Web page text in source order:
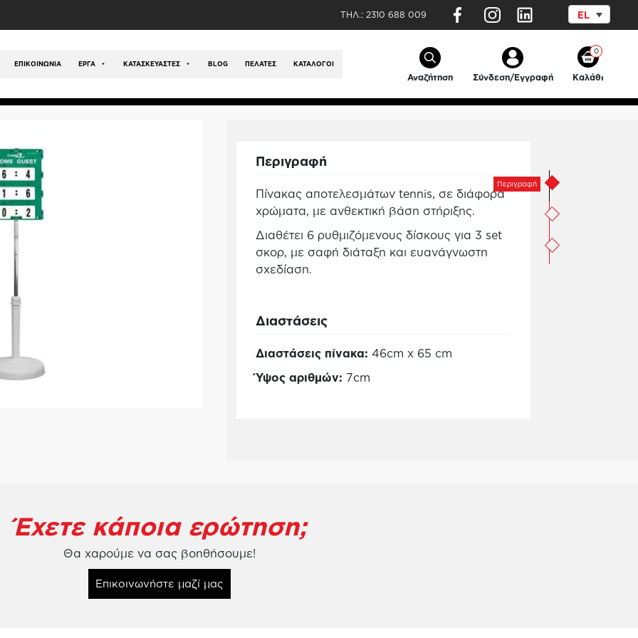
ΤΗΛ.: 2310 688 009 EL
ΕΠΙΚΟΙΝΩΝΊΑ ΕΡΓΑ ΚΑΤΑΣΚΕΥΑΣΤΕΣ BLOG ΠΕΛΑΤΕΣ ΚΑΤΆΛΟΓΟΙ
Αναζήτηση Σύνδεση/Εγγραφή
0
Καλάθι
Ρωτήστε μας
Περιγραφή
Πίνακας αποτελεσμάτων tennis, σε διάφορα
χρώματα, με ανθεκτική βάση στήριξης.
Διαθέτει 6 ρυθμιζόμενους δίσκους για 3 set
σκορ, με σαφή διάταξη και ευανάγνωστη
σχεδίαση.
Διαστάσεις
Διαστάσεις πίνακα: 46cm x 65 cm
Ύψος αριθμών: 7cm
Περιγραφή
Έχετε κάποια ερώτηση;
Θα χαρούμε να σας βοηθήσουμε!
Επικοινωνήστε μαζί μας